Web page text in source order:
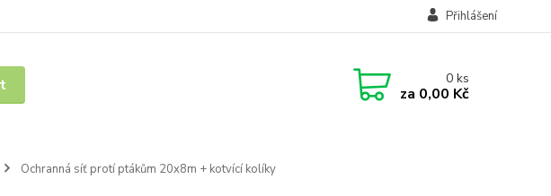
Přihlášení
0ks
za 0,00 Kč
Ochranná síť protí ptákům 20x8m + kotvící kolíky